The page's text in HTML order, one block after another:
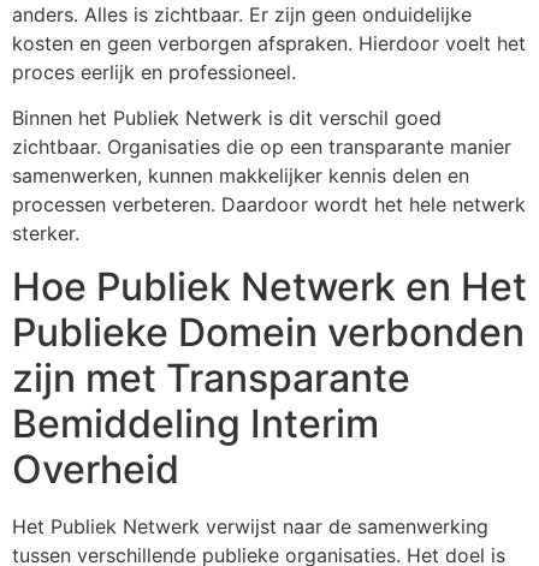
anders. Alles is zichtbaar. Er zijn geen onduidelijke
kosten en geen verborgen afspraken. Hierdoor voelt het
proces eerlijk en professioneel.
Binnen het Publiek Netwerk is dit verschil goed
zichtbaar. Organisaties die op een transparante manier
samenwerken, kunnen makkelijker kennis delen en
processen verbeteren. Daardoor wordt het hele netwerk
sterker.
Hoe Publiek Netwerk en Het
Publieke Domein verbonden
zijn met Transparante
Bemiddeling Interim
Overheid
Het Publiek Netwerk verwijst naar de samenwerking
tussen verschillende publieke organisaties. Het doel is